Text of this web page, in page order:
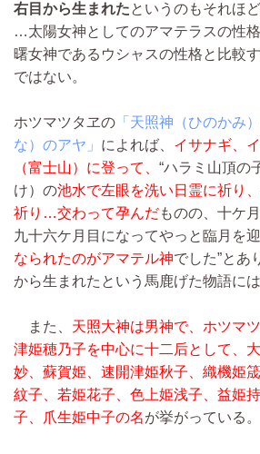
右目から生まれたというのもそれほ
…太陽女神としてのアマテラスの性
曙女神であるウシャスの性格と比較
ではない。
ホツマツタヱの 「天照神（ひのかみ
な）のアヤ」 によれば、 イサナギ、
（富士山）に登って、 “ハラミ山頂の
け）の池水で左眼を洗い日霊に祈り
祈り…交わって孕んだものの、十ケ
九十六ケ月目になってやっと臨月を
なられたのがアマテル神でした”とあ
から生まれたという馬鹿げた物語に
また、 天照大神は男神で、ホツマ
津姫穂乃子を中心に十二后として、
妙、蘇賀姫、速開津姫秋子、織機姫
紋子、若姫花子、色上姫浅子、益姫
子、爪生姫中子の名が挙がっている。